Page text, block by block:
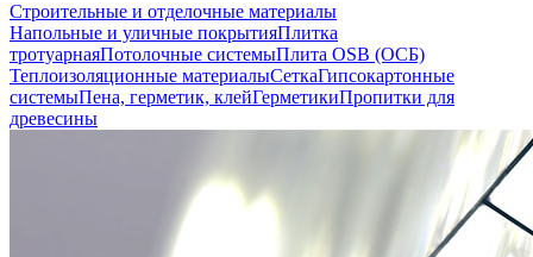
Строительные и отделочные материалы
Напольные и уличные покрытияПлитка
тротуарнаяПотолочные системыПлита OSB (ОСБ)
Теплоизоляционные материалыСеткаГипсокартонные
системыПена, герметик, клейГерметикиПропитки для
древесины